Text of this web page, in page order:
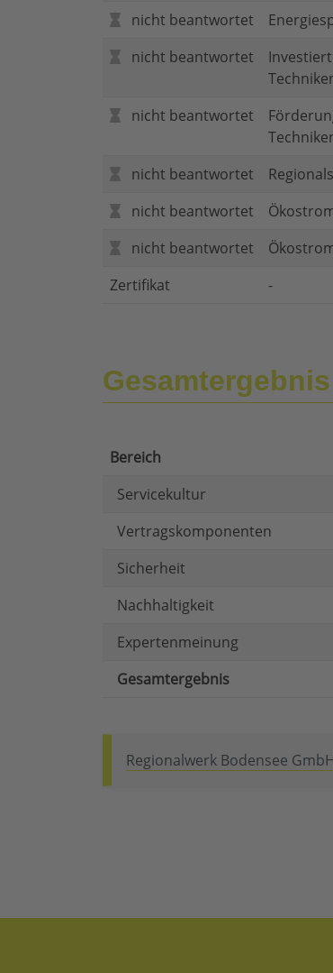
nicht beantwortet
nicht beantwortet
nicht beantwortet
nicht beantwortet
nicht beantwortet
nicht beantwortet
Zertifikat
-
Bereich
Servicekultur
Vertragskomponenten
Sicherheit
Nachhaltigkeit
Expertenmeinung
Gesamtergebnis
Regionalwerk Bodensee